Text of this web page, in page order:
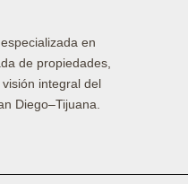
en
de propiedades,
integral del
Diego–Tijuana.